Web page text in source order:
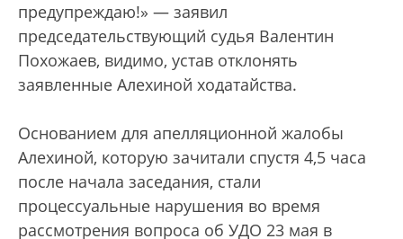
предупреждаю!» — заявил
председательствующий судья Валентин
Похожаев, видимо, устав отклонять
заявленные Алехиной ходатайства.
Основанием для апелляционной жалобы
Алехиной, которую зачитали спустя 4,5 часа
после начала заседания, стали
процессуальные нарушения во время
рассмотрения вопроса об УДО 23 мая в